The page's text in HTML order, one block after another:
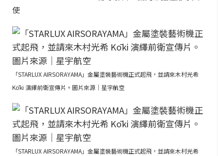
使
「STARLUX AIRSORAYAMA」金屬塗裝藝術機正式起飛，並請來木村光希
Kōki 演繹前衛宣傳片。圖片來源｜星宇航空
「STARLUX AIRSORAYAMA」金屬塗裝藝術機正式起飛，並請來木村光希